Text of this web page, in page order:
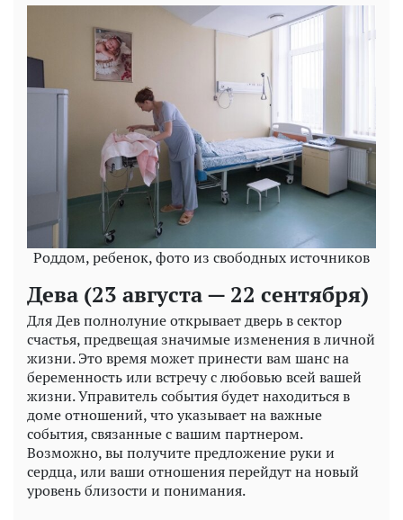
Роддом, ребенок, фото из свободных источников
Дева (23 августа — 22 сентября)
Для Дев полнолуние открывает дверь в сектор
счастья, предвещая значимые изменения в личной
жизни. Это время может принести вам шанс на
беременность или встречу с любовью всей вашей
жизни. Управитель события будет находиться в
доме отношений, что указывает на важные
события, связанные с вашим партнером.
Возможно, вы получите предложение руки и
сердца, или ваши отношения перейдут на новый
уровень близости и понимания.